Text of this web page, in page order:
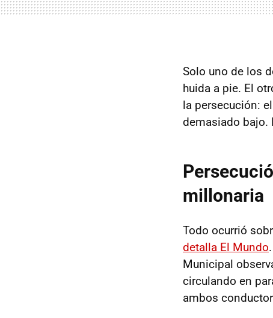
Solo uno de los
huida a pie. El
la persecución:
demasiado bajo.
millonaria
Todo ocurrió
detalla El Mundo
Municipal
circulando en
ambos